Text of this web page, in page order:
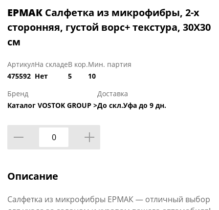
ЕРМАК Салфетка из микрофибры, 2-х
сторонняя, густой ворс+ текстура, 30Х30
см
Артикул
475592
На складе
Нет
В кор.
5
Мин. партия
10
Бренд
Каталог VOSTOK GROUP >
Доставка
До скл.Уфа до 9 дн.
Описание
Салфетка из микрофибры ЕРМАК — отличный выбор